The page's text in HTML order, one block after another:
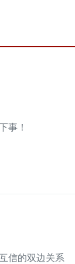
事！
信的双边关系